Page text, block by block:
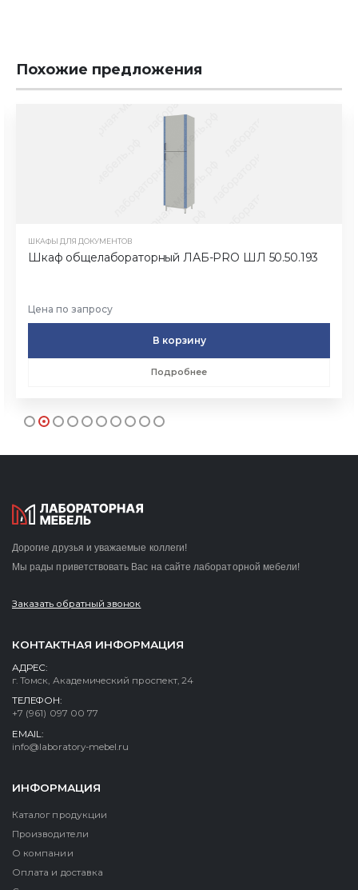
Похожие предложения
ШКАФЫ ДЛЯ ДОКУМЕНТОВ
Шкаф общелабораторный ЛАБ-PRO ШЛ 50.50.193
Цена по запросу
В корзину
Подробнее
Дорогие друзья и уважаемые коллеги!
Мы рады приветствовать Вас на сайте лабораторной мебели!
Заказать обратный звонок
КОНТАКТНАЯ ИНФОРМАЦИЯ
АДРЕС:
г. Томск, Академический проспект, 24
ТЕЛЕФОН:
+7 (961) 097 00 77
EMAIL:
info@laboratory-mebel.ru
ИНФОРМАЦИЯ
Каталог продукции
Производители
О компании
Оплата и доставка